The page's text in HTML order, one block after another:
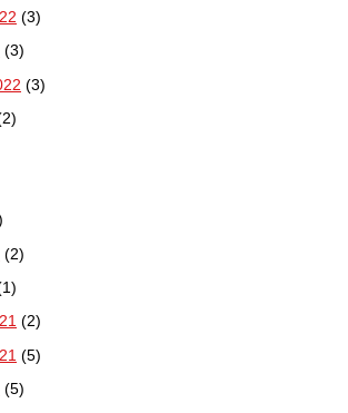
(3)
(3)
(3)
(2)
(2)
(5)
(5)